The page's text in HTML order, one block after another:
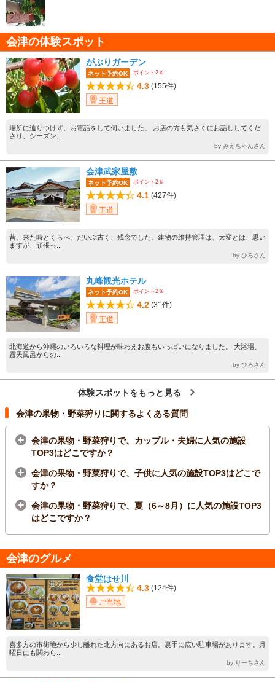
会津の体験スポット
がぶりガーデン
ネット予約OK ポイント2％
4.3 (155件)
王道
場所に辿りつけず、お電話をして伺いました。 お店の方も気さくにお話ししてくだ
さり、シーズン...
by みえちゃんさん
会津武家屋敷
ネット予約OK ポイント2％
4.1 (427件)
王道
昔、来た時とくらべ、だいぶ古く、残念でした。建物の維持管理は、大変とは、思い
ますが、頑張っ...
by ひろさん
丸峰観光ホテル
ネット予約OK ポイント2％
4.2 (31件)
王道
北海道から沖縄のいろいろな料理が味わえお腹もいっぱいになりました。 大浴場、
露天風呂からの...
by ひろさん
体験スポットをもっと見る
会津の果物・野菜狩りに関するよくある質問
会津の果物・野菜狩りで、カップル・夫婦に人気の施設
TOP3はどこですか？
会津の果物・野菜狩りで、子供に人気の施設TOP3はどこで
すか？
会津の果物・野菜狩りで、夏（6～8月）に人気の施設TOP3
はどこですか？
会津のグルメ
食堂はせ川
4.3 (124件)
ご当地
喜多方の市街地から少し離れた北方向にあるお店。裏手に広い駐車場があります。月
曜日にも関わら...
by りーちさん